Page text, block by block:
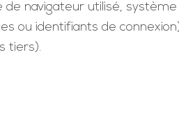
navigateur utilisé, système
ou identifiants de
tiers).